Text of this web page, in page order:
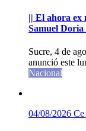
|| El ahora ex
Samuel
Sucre, 4 de
anunció este
Nacional
04/08/2026 Ce